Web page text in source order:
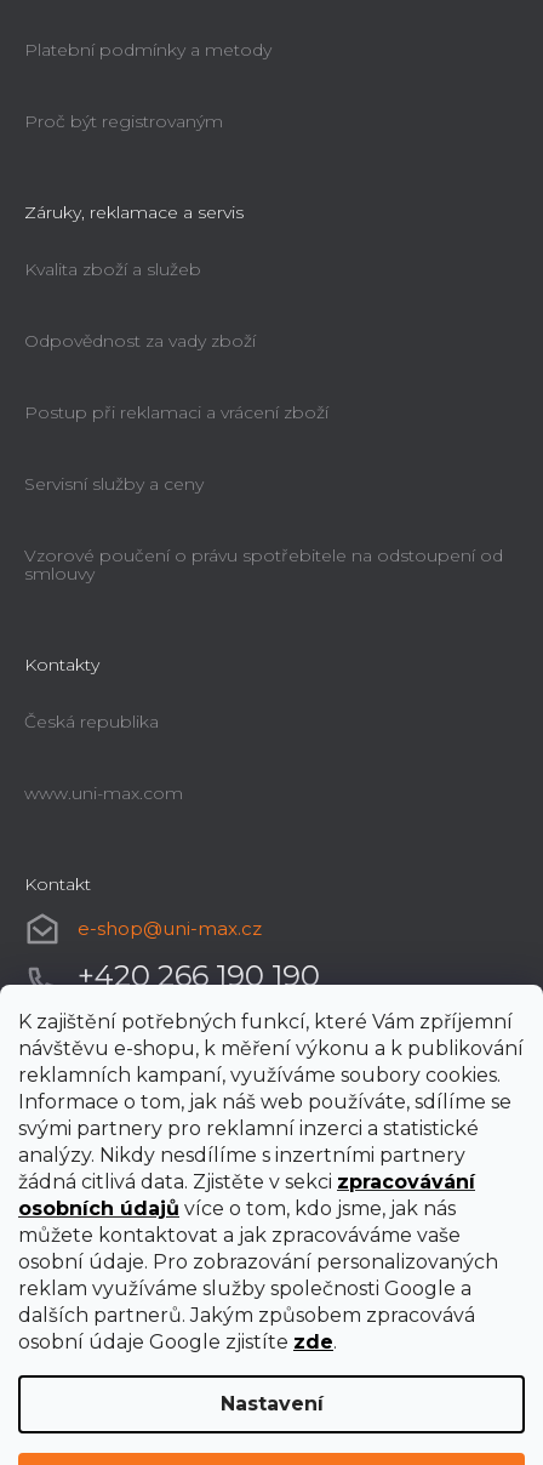
K zajištění potřebných funkcí, které Vám zpříjemní
návštěvu e-shopu, k měření výkonu a k publikování
reklamních kampaní, využíváme soubory cookies.
Informace o tom, jak náš web používáte, sdílíme se
svými partnery pro reklamní inzerci a statistické
analýzy. Nikdy nesdílíme s inzertními partnery
žádná citlivá data. Zjistěte v sekci zpracovávání
osobních údajů více o tom, kdo jsme, jak nás
můžete kontaktovat a jak zpracováváme vaše
osobní údaje. Pro zobrazování personalizovaných
reklam využíváme služby společnosti Google a
dalších partnerů. Jakým způsobem zpracovává
osobní údaje Google zjistíte zde.
Nastavení
Platební podmínky a metody
Proč být registrovaným
Záruky, reklamace a servis
Kvalita zboží a služeb
Odpovědnost za vady zboží
Postup při reklamaci a vrácení zboží
Servisní služby a ceny
Vzorové poučení o právu spotřebitele na odstoupení od
smlouvy
Kontakty
Česká republika
www.uni-max.com
Kontakt
e-shop@uni-max.cz
+420 266 190 190